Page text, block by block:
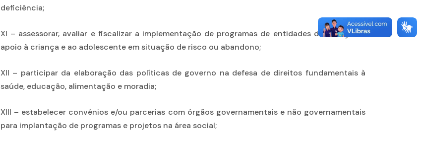
deficiência;
XI – assessorar, avaliar e fiscalizar a implementação de programas de entidades de atenção e
apoio à criança e ao adolescente em situação de risco ou abandono;
XII – participar da elaboração das políticas de governo na defesa de direitos fundamentais à
saúde, educação, alimentação e moradia;
XIII – estabelecer convênios e/ou parcerias com órgãos governamentais e não governamentais
para implantação de programas e projetos na área social;